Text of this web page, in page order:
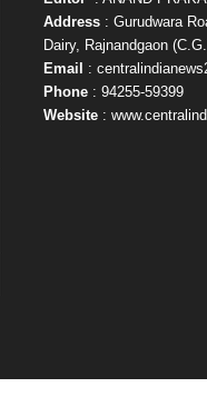
Address: Gurudwara
Dairy, Rajnandgaon
Email
:
Phone: 94255-59399
Website: